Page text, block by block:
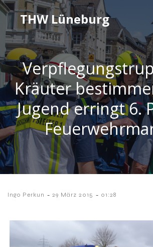
THW Lüneburg
Kräuter
Jugend erringt 6.
Ingo Perkun - 29 März 2015 - 01:28